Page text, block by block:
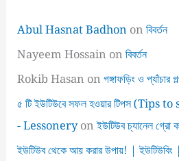
Abul Hasnat Badhon onবিবর্তন
Nayeem Hossain onবিবর্তন
Rokib Hasan onগঙ্গাফড়িং ও প্যাঁচার
৫ টি ইউটিউবে সফল হওয়ার টিপস
- Lessoneryonইউটিউব চ্যানেল গ্রো
ইউটিউব থেকে আয় করার উপায়! |